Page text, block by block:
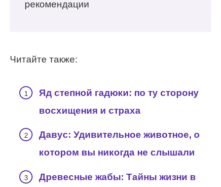
рекомендации
Читайте также:
Яд степной гадюки: по ту сторону
восхищения и страха
Давус: Удивительное животное, о
котором вы никогда не слышали
Древесные жабы: Тайны жизни в